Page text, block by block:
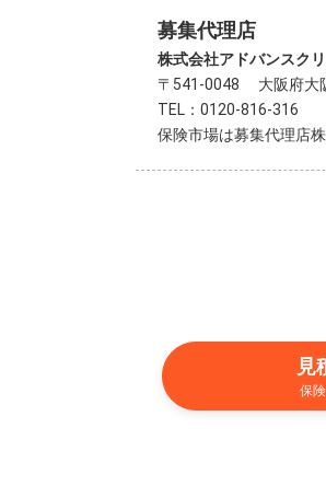
募集代理店
株式会社アドバンスク
〒541-0048 大阪府大
TEL：0120-816-316
保険市場は募集代理店
見
保